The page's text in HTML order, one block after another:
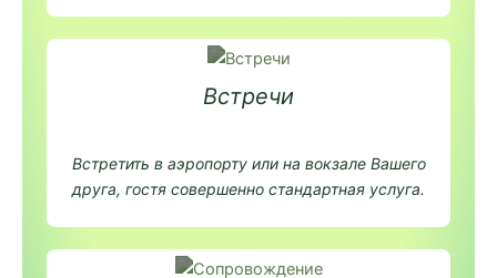
Встречи
Встретить в аэропорту или на вокзале Вашего
друга, гостя совершенно стандартная услуга.